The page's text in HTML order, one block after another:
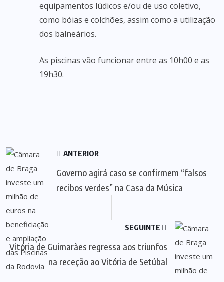
equipamentos lúdicos e/ou de uso coletivo,
como bóias e colchões, assim como a utilização
dos balneários.
As piscinas vão funcionar entre as 10h00 e as
19h30.
ANTERIOR
Governo agirá caso se confirmem “falsos
recibos verdes” na Casa da Música
SEGUINTE
Vitória de Guimarães regressa aos triunfos
na receção ao Vitória de Setúbal